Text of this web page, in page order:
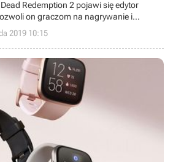
Redemption 2 pojawi się edytor
on graczom na nagrywanie i
materiałów wideo, którymi będą mogli
2019 10:15